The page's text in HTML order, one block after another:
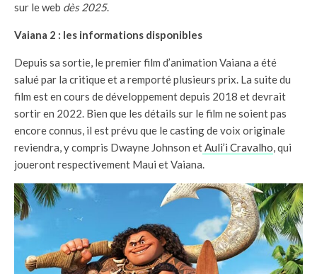
sur le web dès 2025.
Vaiana 2 : les informations disponibles
Depuis sa sortie, le premier film d’animation Vaiana a été
salué par la critique et a remporté plusieurs prix. La suite du
film est en cours de développement depuis 2018 et devrait
sortir en 2022. Bien que les détails sur le film ne soient pas
encore connus, il est prévu que le casting de voix originale
reviendra, y compris Dwayne Johnson etAuli’i Cravalho, qui
joueront respectivement Maui et Vaiana.